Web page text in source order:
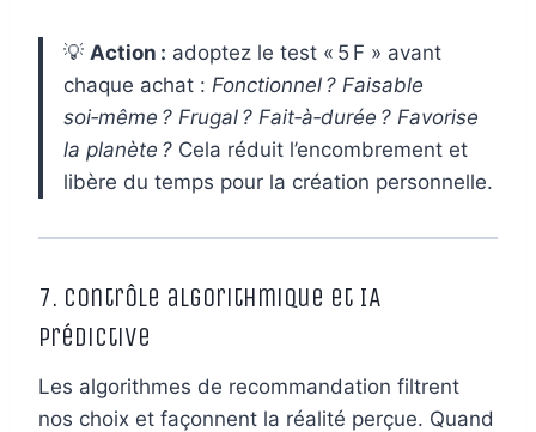
💡 Action : adoptez le test « 5 F » avant
chaque achat : Fonctionnel ? Faisable
soi‑même ? Frugal ? Fait‑à‑durée ? Favorise
la planète ? Cela réduit l’encombrement et
libère du temps pour la création personnelle.
7. Contrôle algorithmique et IA
prédictive
Les algorithmes de recommandation filtrent
nos choix et façonnent la réalité perçue. Quand